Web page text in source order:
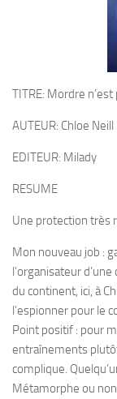
TITRE: Mordre
AUTEUR: Chloe Neill
EDITEUR: Milady
RESUME
Une protection très
Mon nouveau job :
l’organisateur
du continent, ici, à
l’espionner pour le
Point positif : pour
entraînements
complique.
Métamorphe ou